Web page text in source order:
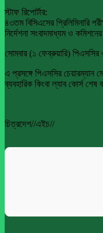
স্টাফ রিপোর্টার:
৪৩তম বিসিএসের প্রিলিমিনারি
নির্দেশনা সংবাদমাধ্যম ও
সোমবার (১ ফেব্রুয়ারি) পিএসসির
এ প্রসঙ্গে পিএসসির চেয়ারম্যান
ব্যবহারিক কিংবা ল্যাব কোর্স
চিত্রদেশ//এইচ//